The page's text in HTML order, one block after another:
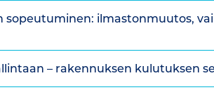
sopeutuminen: ilmastonmuutos,
– rakennuksen kulutuksen